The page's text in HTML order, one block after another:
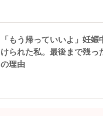
「もう帰っていいよ」妊
けられた私。最後まで残っ
の理由